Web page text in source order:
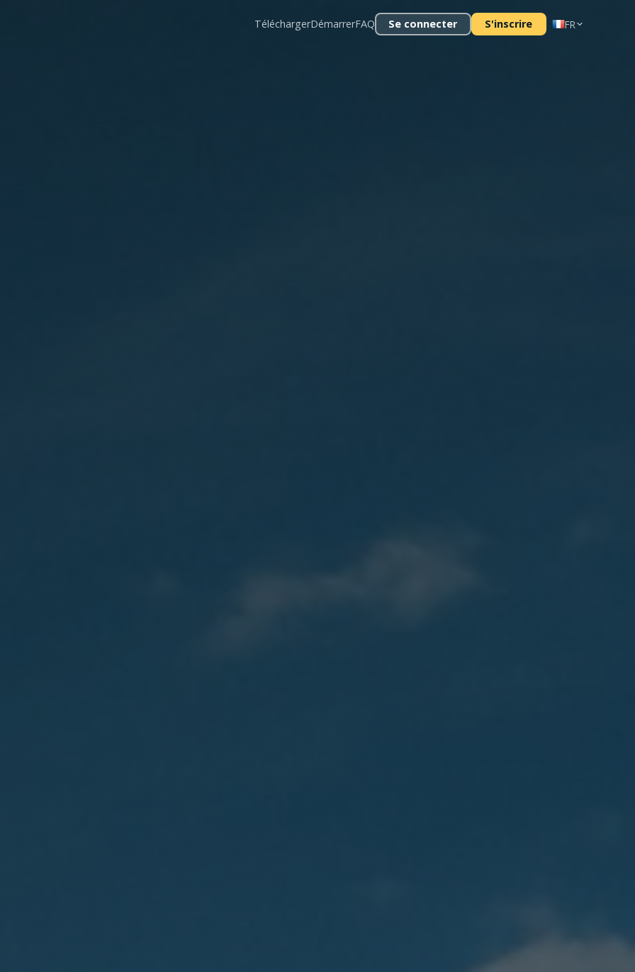
TéléchargerDémarrerFAQ Se connecter S'inscrire FR